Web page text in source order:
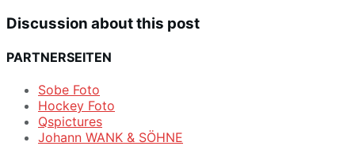
Discussion about this post
PARTNERSEITEN
Sobe Foto
Hockey Foto
Qspictures
Johann WANK & SÖHNE